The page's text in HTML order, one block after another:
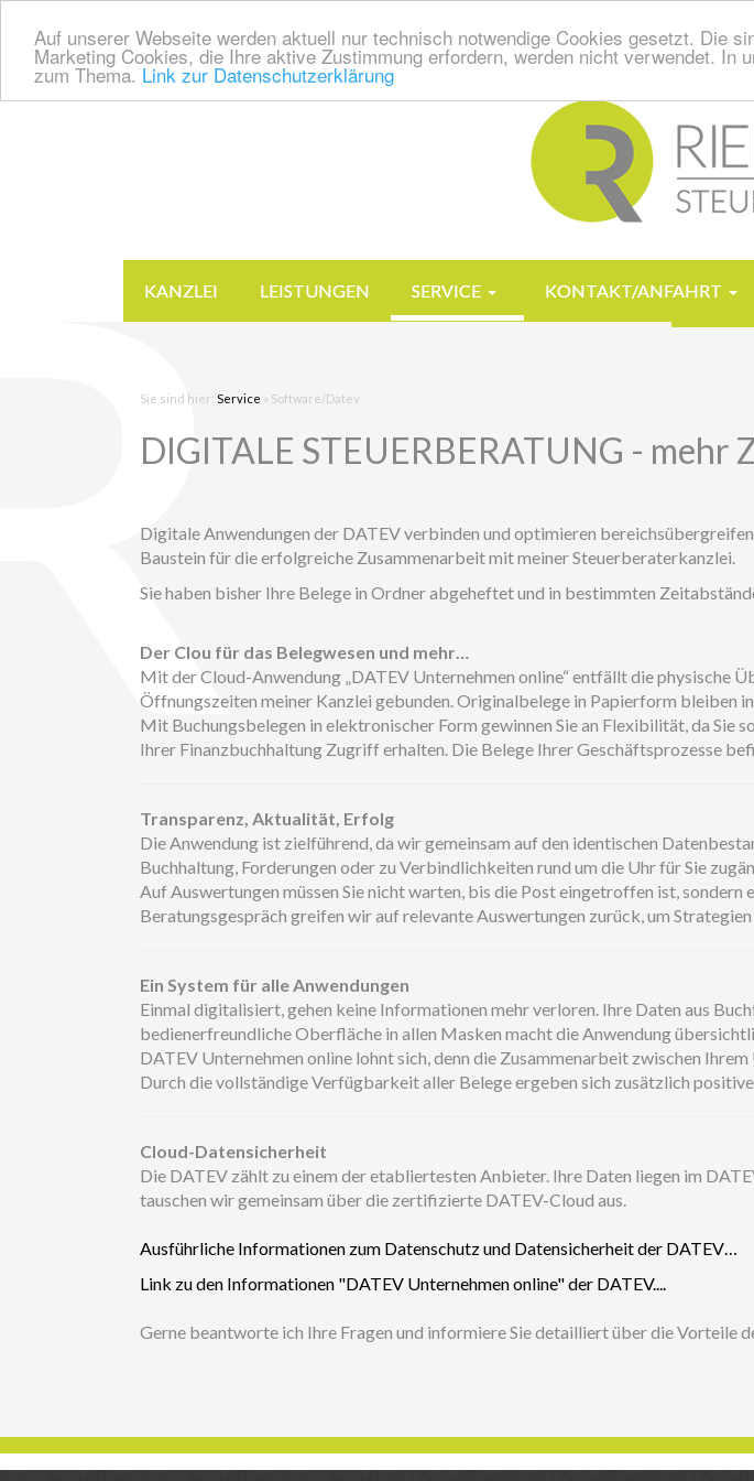
Auf unserer Webseite werden aktuell nur technisch notwendige Cookies gesetzt. Die
Marketing Cookies, die Ihre aktive Zustimmung erfordern, werden nicht verwendet. In
zum Thema. Link zur Datenschutzerklärung
KANZLEI LEISTUNGEN SERVICE KONTAKT/ANFAHRT
Sie sind hier: Service » Software/Datev
DIGITALE STEUERBERATUNG - mehr
Digitale Anwendungen der DATEV verbinden und optimieren
Baustein für die erfolgreiche Zusammenarbeit mit meiner Steuerberaterkanzlei.
Sie haben bisher Ihre Belege in Ordner abgeheftet und in bestimmten
Der Clou für das Belegwesen und mehr…
Mit der Cloud-Anwendung „DATEV Unternehmen online“ entfällt die physische
Öffnungszeiten meiner Kanzlei gebunden. Originalbelege in Papierform bleiben
Mit Buchungsbelegen in elektronischer Form gewinnen Sie an Flexibilität, da
Ihrer Finanzbuchhaltung Zugriff erhalten. Die Belege Ihrer Geschäftsprozesse
Transparenz, Aktualität, Erfolg
Die Anwendung ist zielführend, da wir gemeinsam auf den identischen
Buchhaltung, Forderungen oder zu Verbindlichkeiten rund um die Uhr für Sie
Auf Auswertungen müssen Sie nicht warten, bis die Post eingetroffen ist,
Beratungsgespräch greifen wir auf relevante Auswertungen zurück, um
Ein System für alle Anwendungen
Einmal digitalisiert, gehen keine Informationen mehr verloren. Ihre Daten aus
bedienerfreundliche Oberfläche in allen Masken macht die Anwendung
DATEV Unternehmen online lohnt sich, denn die Zusammenarbeit zwischen
Durch die vollständige Verfügbarkeit aller Belege ergeben sich zusätzlich
Cloud-Datensicherheit
Die DATEV zählt zu einem der etabliertesten Anbieter. Ihre Daten liegen im
tauschen wir gemeinsam über die zertifizierte DATEV-Cloud aus.
Ausführliche Informationen zum Datenschutz und Datensicherheit der DATEV…
Link zu den Informationen "DATEV Unternehmen online" der DATEV....
Gerne beantworte ich Ihre Fragen und informiere Sie detailliert über die Vorteile